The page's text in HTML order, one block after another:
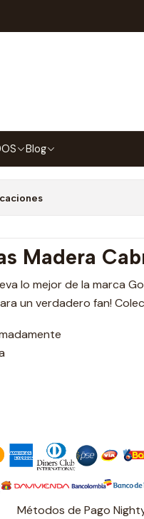
Blog
Cabra
Madera
favoritos
Madera
lo mejor de la marca
un verdadero fan!
Métodos de Pago